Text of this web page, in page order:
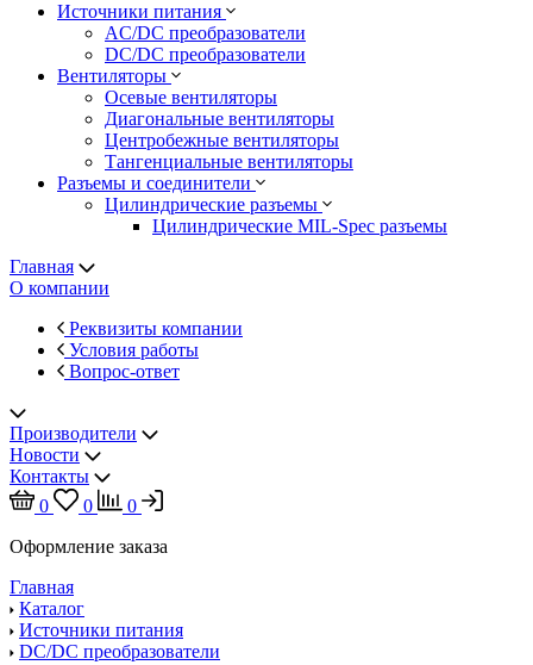
Источники питания
AC/DC преобразователи
DC/DC преобразователи
Вентиляторы
Осевые вентиляторы
Диагональные вентиляторы
Центробежные вентиляторы
Тангенциальные вентиляторы
Разъемы и соединители
Цилиндрические разъемы
Цилиндрические MIL-Spec разъемы
Главная
О компании
Реквизиты компании
Условия работы
Вопрос-ответ
Производители
Новости
Контакты
0
0
0
Оформление заказа
Главная
Каталог
Источники питания
DC/DC преобразователи